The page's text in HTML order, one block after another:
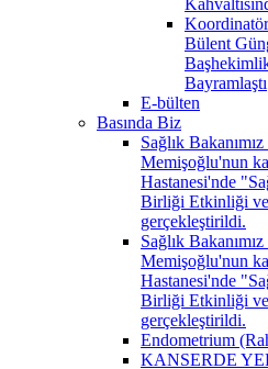
Bülent
Bayramlaştı
E-bülten
Basında Biz
Sağlık
Memişoğlu'nun
Hastanesi'nde
Birliği Etkinliği ve
gerçekleştirildi.
Sağlık
Memişoğlu'nun
Hastanesi'nde
Birliği Etkinliği ve
gerçekleştirildi.
Endometrium
KANSERDE